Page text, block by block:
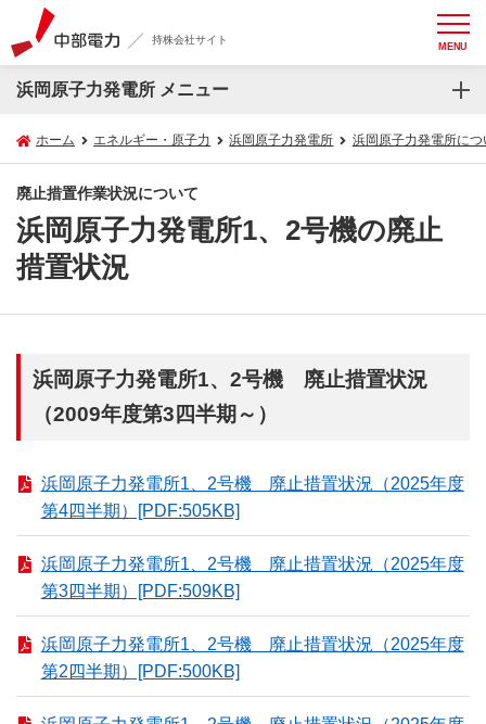
持株会社サイト MENU
浜岡原子力発電所 メニュー
ホーム エネルギー・原子力 浜岡原子力発電所 浜岡原子力発電所につ
廃止措置作業状況について
浜岡原子力発電所1、2号機の廃止
措置状況
浜岡原子力発電所1、2号機 廃止措置状況
（2009年度第3四半期～）
浜岡原子力発電所1、2号機 廃止措置状況（2025年度
第4四半期）[PDF:505KB]
浜岡原子力発電所1、2号機 廃止措置状況（2025年度
第3四半期）[PDF:509KB]
浜岡原子力発電所1、2号機 廃止措置状況（2025年度
第2四半期）[PDF:500KB]